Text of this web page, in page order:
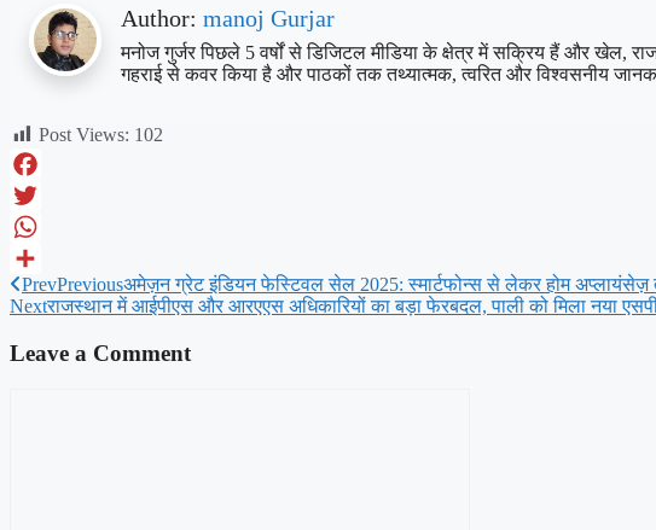
Author: manoj Gurjar
मनोज गुर्जर पिछले 5 वर्षों से डिजिटल मीडिया के क्षेत्र में सक्रिय हैं और
गहराई से कवर किया है और पाठकों तक तथ्यात्मक, त्वरित और विश्वसनीय
Post Views: 102
Facebook
Twitter
WhatsApp
Share
PrevPreviousअमेज़न ग्रेट इंडियन फेस्टिवल सेल 2025: स्मार्टफोन्स से लेकर होम
Nextराजस्थान में आईपीएस और आरएएस अधिकारियों का बड़ा फेरबदल, पाली को मिला नया
Leave a Comment